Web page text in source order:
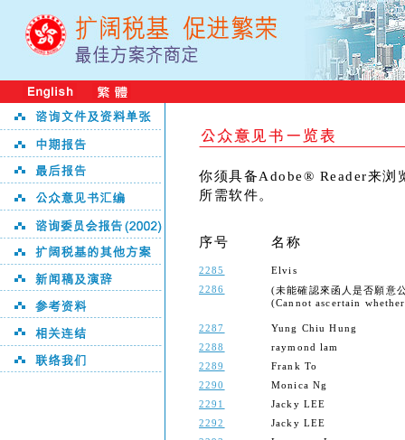
你须具备Adobe® Reader来浏
所需软件。
序号 名称
2285
Elvis
2286
(未能確認來函人是否願意
(Cannot ascertain
2287
Yung Chiu Hung
2288
raymond lam
2289
Frank To
2290
Monica Ng
2291
Jacky LEE
2292
Jacky LEE